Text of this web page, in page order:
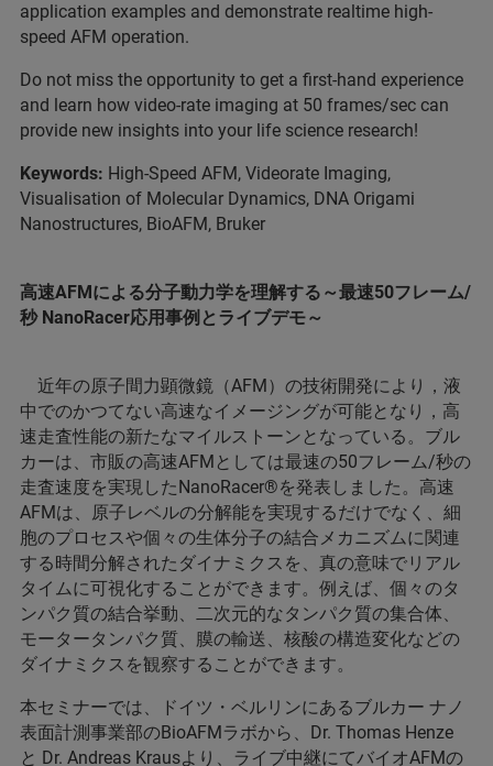
application examples and demonstrate realtime high-
speed AFM operation.
Do not miss the opportunity to get a first-hand experience
and learn how video-rate imaging at 50 frames/sec can
provide new insights into your life science research!
Keywords: High-Speed AFM, Videorate Imaging,
Visualisation of Molecular Dynamics, DNA Origami
Nanostructures, BioAFM, Bruker
高速AFMによる分子動力学を理解する～最速50フレーム/
秒 NanoRacer応用事例とライブデモ～
近年の原子間力顕微鏡（AFM）の技術開発により，液
中でのかつてない高速なイメージングが可能となり，高
速走査性能の新たなマイルストーンとなっている。ブル
カーは、市販の高速AFMとしては最速の50フレーム/秒の
走査速度を実現したNanoRacer®を発表しました。高速
AFMは、原子レベルの分解能を実現するだけでなく、細
胞のプロセスや個々の生体分子の結合メカニズムに関連
する時間分解されたダイナミクスを、真の意味でリアル
タイムに可視化することができます。例えば、個々のタ
ンパク質の結合挙動、二次元的なタンパク質の集合体、
モータータンパク質、膜の輸送、核酸の構造変化などの
ダイナミクスを観察することができます。
本セミナーでは、ドイツ・ベルリンにあるブルカー ナノ
表面計測事業部のBioAFMラボから、Dr. Thomas Henze
と Dr. Andreas Krausより、ライブ中継にてバイオAFMの